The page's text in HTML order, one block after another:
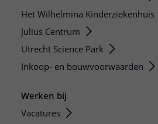
Het Wilhelmina Kinderziekenhuis
Julius Centrum
Utrecht Science Park
Inkoop- en bouwvoorwaarden
Werken bij
Vacatures